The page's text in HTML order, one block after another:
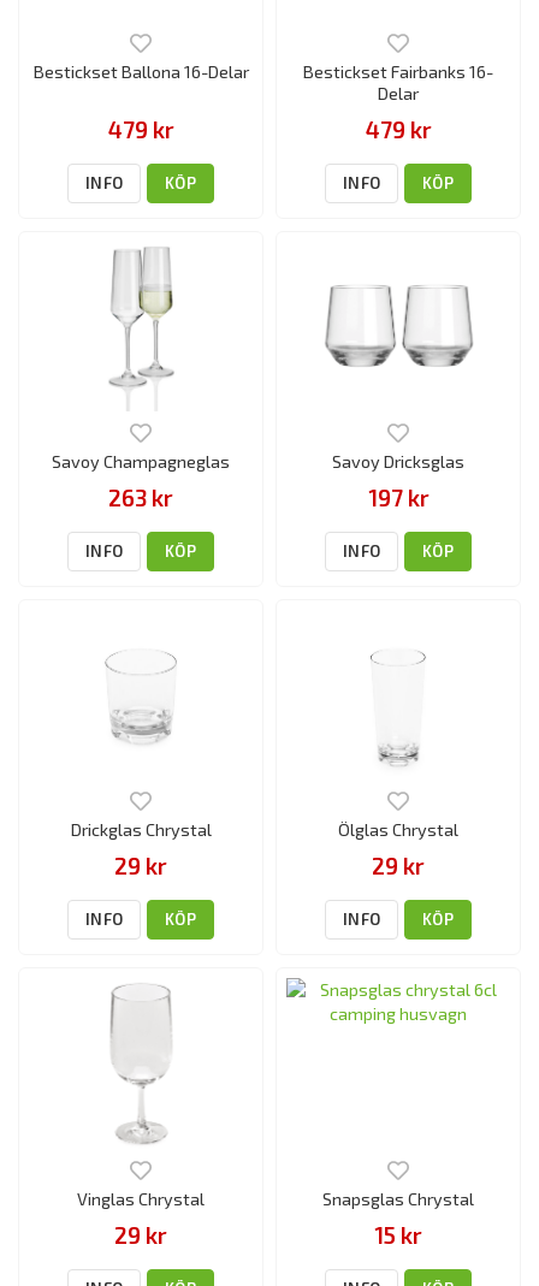
Bestickset Ballona 16-Delar
479 kr
INFO KÖP
Bestickset Fairbanks 16-
Delar
479 kr
INFO KÖP
Savoy Champagneglas
263 kr
INFO KÖP
Savoy Dricksglas
197 kr
INFO KÖP
Drickglas Chrystal
29 kr
INFO KÖP
Ölglas Chrystal
29 kr
INFO KÖP
Vinglas Chrystal
29 kr
Snapsglas Chrystal
15 kr